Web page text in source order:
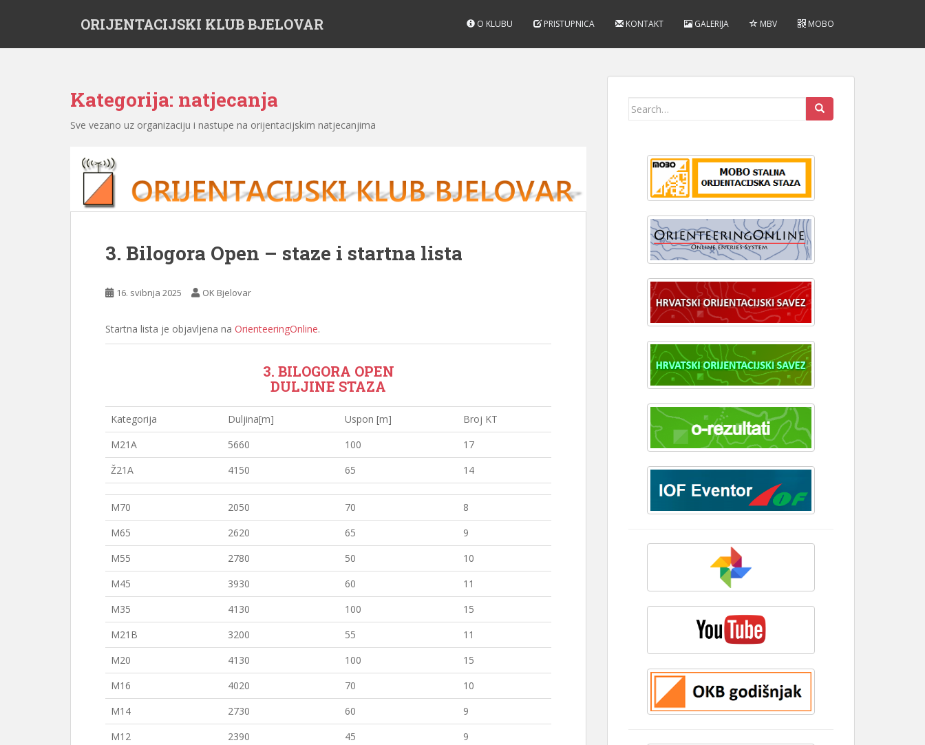
ORIJENTACIJSKI KLUB BJELOVAR O KLUBU PRISTUPNICA KONTAKT GALERIJA MBV MOBO
Kategorija: natjecanja
Sve vezano uz organizaciju i nastupe na orijentacijskim natjecanjima
3. Bilogora Open – staze i startna lista
16. svibnja 2025 OK Bjelovar
Startna lista je objavljena na OrienteeringOnline.
3. BILOGORA OPEN
DULJINE STAZA
Kategorija Duljina[m] Uspon [m]
Broj KT
M21A
5660 100
17
Ž21A
4150 65 14
M70 2050 70
8
M65
2620 65
9
M55
2780 50
10
M45
3930 60
11
M35
4130 100
15
M21B
3200 55
11
M20
4130 100
15
M16
4020 70
10
M14
2730 60
9
M12
2390 45 9
Search